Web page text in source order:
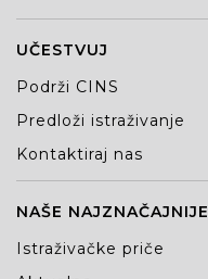
UČESTVUJ
Podrži CINS
Predloži istraživanje
Kontaktiraj nas
NAŠE NAJZNAČAJNIJE
Istraživačke priče